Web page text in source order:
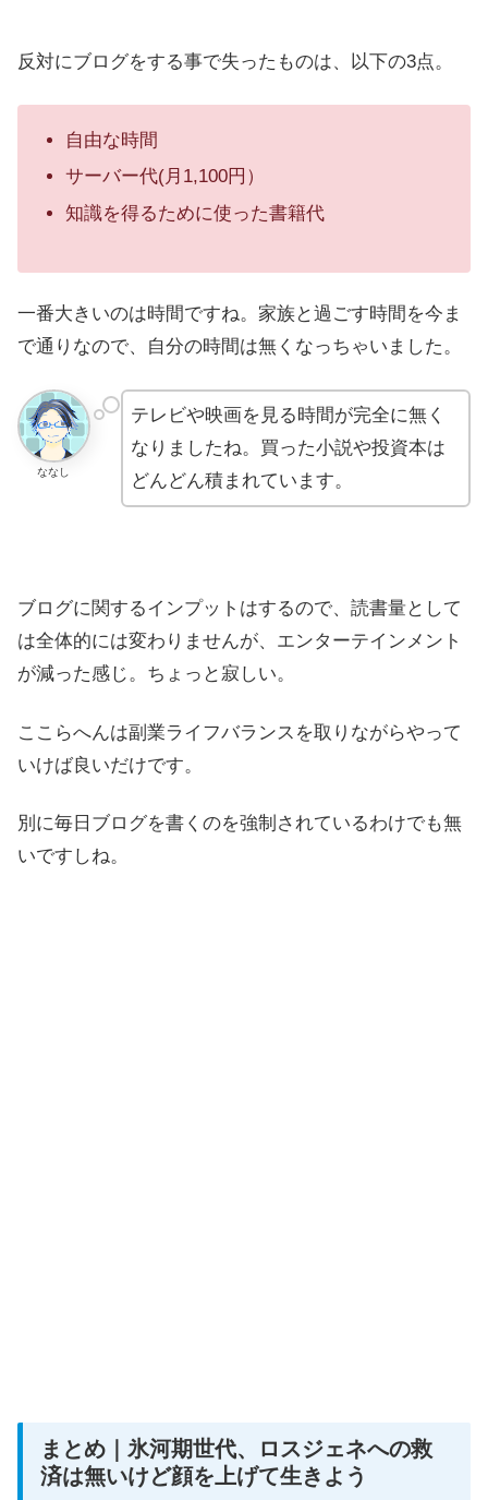
反対にブログをする事で失ったものは、以下の3点。
自由な時間
サーバー代(月1,100円）
知識を得るために使った書籍代
一番大きいのは時間ですね。家族と過ごす時間を今ま
で通りなので、自分の時間は無くなっちゃいました。
ななし
テレビや映画を見る時間が完全に無く
なりましたね。買った小説や投資本は
どんどん積まれています。
ブログに関するインプットはするので、読書量として
は全体的には変わりませんが、エンターテインメント
が減った感じ。ちょっと寂しい。
ここらへんは副業ライフバランスを取りながらやって
いけば良いだけです。
別に毎日ブログを書くのを強制されているわけでも無
いですしね。
まとめ｜氷河期世代、ロスジェネへの救
済は無いけど顔を上げて生きよう